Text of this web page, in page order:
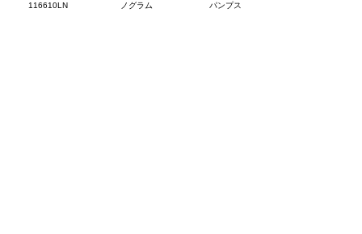
116610LN
ノグラム
パンプス